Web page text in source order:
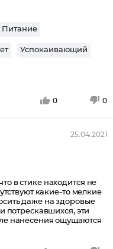
Питание
Успокаивающий
0 0
25.04.2021
в стике находится не
какие-то мелкие
даже на здоровые
потрескавшихся, эти
нанесения ощущаются